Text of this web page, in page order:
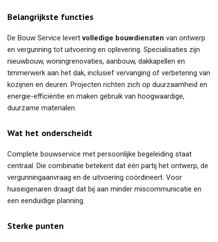
Belangrijkste functies
De Bouw Service levertvolledige bouwdiensten van ontwerp
en vergunning tot uitvoering en oplevering. Specialisaties zijn
nieuwbouw, woningrenovaties, aanbouw, dakkapellen en
timmerwerk aan het dak, inclusief vervanging of verbetering van
kozijnen en deuren. Projecten richten zich op duurzaamheid en
energie-efficiëntie en maken gebruik van hoogwaardige,
duurzame materialen.
Wat het onderscheidt
Complete bouwservice met persoonlijke begeleiding staat
centraal. Die combinatie betekent dat één partij het ontwerp, de
vergunningaanvraag en de uitvoering coördineert. Voor
huiseigenaren draagt dat bij aan minder miscommunicatie en
een eenduidige planning.
Sterke punten